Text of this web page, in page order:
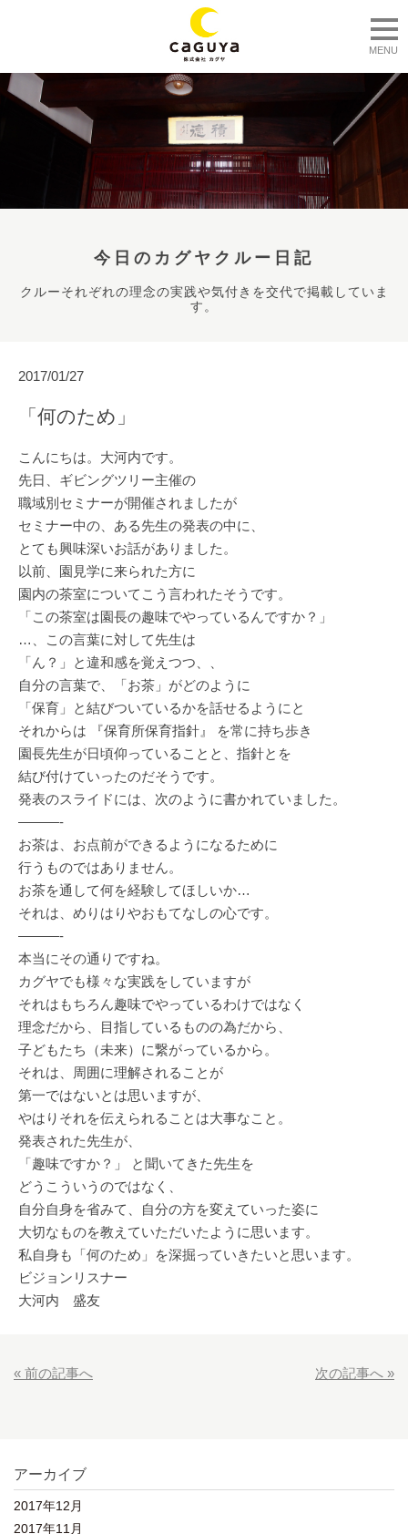
MENU
今日のカグヤクルー日記
クルーそれぞれの理念の実践や気付きを交代で掲載していま
す。
2017/01/27
「何のため」
こんにちは。大河内です。
先日、ギビングツリー主催の
職域別セミナーが開催されましたが
セミナー中の、ある先生の発表の中に、
とても興味深いお話がありました。
以前、園見学に来られた方に
園内の茶室についてこう言われたそうです。
「この茶室は園長の趣味でやっているんですか？」
…、この言葉に対して先生は
「ん？」と違和感を覚えつつ、、
自分の言葉で、「お茶」がどのように
「保育」と結びついているかを話せるようにと
それからは 『保育所保育指針』 を常に持ち歩き
園長先生が日頃仰っていることと、指針とを
結び付けていったのだそうです。
発表のスライドには、次のように書かれていました。
———-
お茶は、お点前ができるようになるために
行うものではありません。
お茶を通して何を経験してほしいか…
それは、めりはりやおもてなしの心です。
———-
本当にその通りですね。
カグヤでも様々な実践をしていますが
それはもちろん趣味でやっているわけではなく
理念だから、目指しているものの為だから、
子どもたち（未来）に繋がっているから。
それは、周囲に理解されることが
第一ではないとは思いますが、
やはりそれを伝えられることは大事なこと。
発表された先生が、
「趣味ですか？」 と聞いてきた先生を
どうこういうのではなく、
自分自身を省みて、自分の方を変えていった姿に
大切なものを教えていただいたように思います。
私自身も「何のため」を深掘っていきたいと思います。
ビジョンリスナー
大河内 盛友
« 前の記事へ 次の記事へ »
アーカイブ
2017年12月
2017年11月